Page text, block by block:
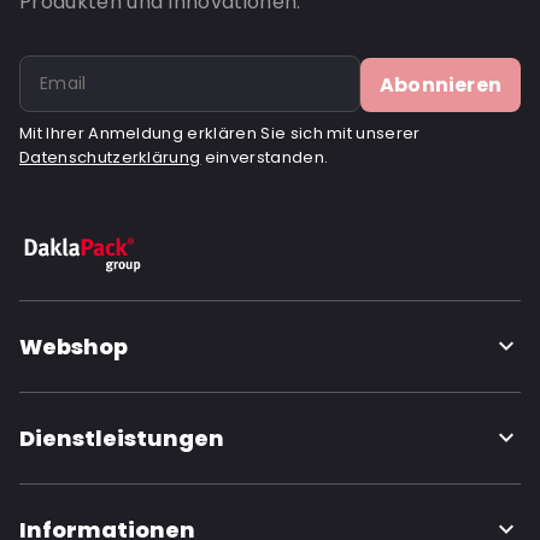
Abonnieren
Mit Ihrer Anmeldung erklären Sie sich mit unserer
Datenschutzerklärung einverstanden.
Webshop
Dienstleistungen
Informationen